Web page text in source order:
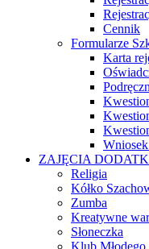
Cennik
Formularze
Karta
ZAJĘCIA
Religia
Kółko
Zumba
Kreatywne
Słoneczka
Klub